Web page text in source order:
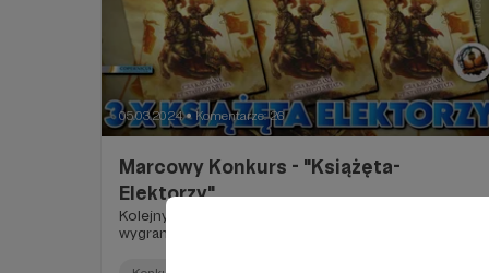
05.03.2024 ● Komentarze: 26
Marcowy Konkurs - "Książęta-
Elektorzy"
Kolejny konkurs dla patronów, tym razem do
wygrania trzy kopie gry karcianej Książęta-Elektorzy!